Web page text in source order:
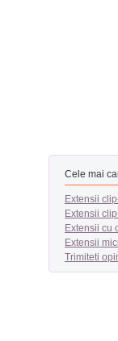
Cele mai
Extensii
Extensii
Extensii cu
Extensii
Trimiteti